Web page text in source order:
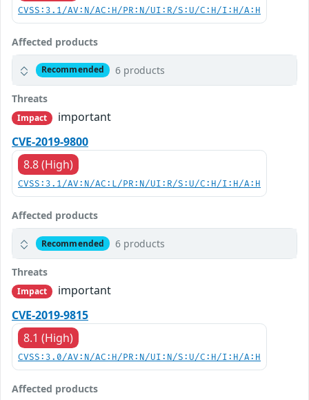
CVSS:3.1/AV:N/AC:H/PR:N/UI:R/S:U/C:H/I:H/A:H
Affected products
Recommended 6 products
Threats
Impact
important
CVE-2019-9800
8.8 (High)
CVSS:3.1/AV:N/AC:L/PR:N/UI:R/S:U/C:H/I:H/A:H
Affected products
Recommended 6 products
Threats
Impact
important
CVE-2019-9815
8.1 (High)
CVSS:3.0/AV:N/AC:H/PR:N/UI:N/S:U/C:H/I:H/A:H
Affected products